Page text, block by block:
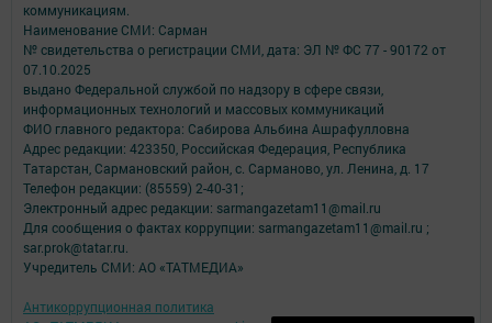
коммуникациям.
Наименование СМИ: Сарман
№ свидетельства о регистрации СМИ, дата: ЭЛ № ФС 77 - 90172 от
07.10.2025
выдано Федеральной службой по надзору в сфере связи,
информационных технологий и массовых коммуникаций
ФИО главного редактора: Сабирова Альбина Ашрафулловна
Адрес редакции: 423350, Российская Федерация, Республика
Татарстан, Сармановский район, с. Сарманово, ул. Ленина, д. 17
Телефон редакции: (85559) 2-40-31;
Электронный адрес редакции: sarmangazetam11@mail.ru
Для сообщения о фактах коррупции: sarmangazetam11@mail.ru ;
sar.prok@tatar.ru.
Учредитель СМИ: АО «ТАТМЕДИА»
Антикоррупционная политика